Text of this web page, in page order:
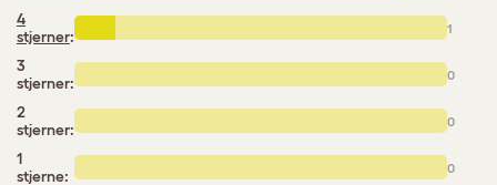
4
stjerner: 1
3
stjerner:
0
2
stjerner:
0
1
stjerne:
0